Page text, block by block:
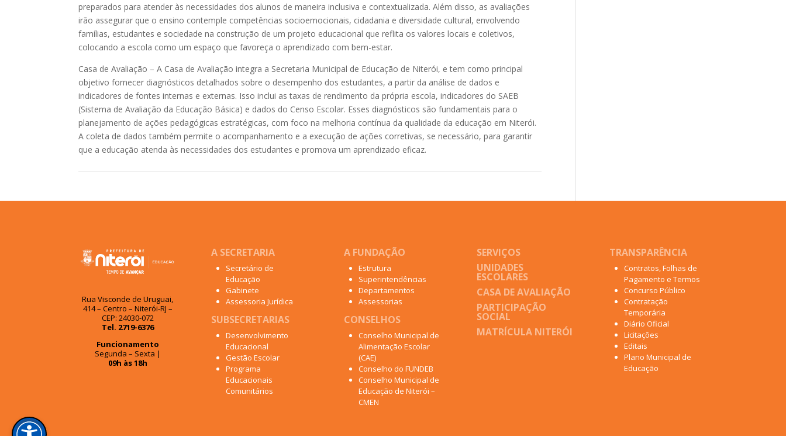
preparados para atender às necessidades dos alunos de maneira inclusiva e contextualizada. Além disso, as avaliações
irão assegurar que o ensino contemple competências socioemocionais, cidadania e diversidade cultural, envolvendo
famílias, estudantes e sociedade na construção de um projeto educacional que reflita os valores locais e coletivos,
colocando a escola como um espaço que favoreça o aprendizado com bem-estar.
Casa de Avaliação – A Casa de Avaliação integra a Secretaria Municipal de Educação de Niterói, e tem como principal
objetivo fornecer diagnósticos detalhados sobre o desempenho dos estudantes, a partir da análise de dados e
indicadores de fontes internas e externas. Isso inclui as taxas de rendimento da própria escola, indicadores do SAEB
(Sistema de Avaliação da Educação Básica) e dados do Censo Escolar. Esses diagnósticos são fundamentais para o
planejamento de ações pedagógicas estratégicas, com foco na melhoria contínua da qualidade da educação em Niterói.
A coleta de dados também permite o acompanhamento e a execução de ações corretivas, se necessário, para garantir
que a educação atenda às necessidades dos estudantes e promova um aprendizado eficaz.
Rua Visconde de Uruguai,
414 – Centro – Niterói-RJ –
CEP: 24030-072
Tel. 2719-6376
Funcionamento
Segunda – Sexta |
09h às 18h
A SECRETARIA
Secretário de
Educação
Gabinete
Assessoria Jurídica
SUBSECRETARIAS
Desenvolvimento
Educacional
Gestão Escolar
Programa
Educacionais
Comunitários
A FUNDAÇÃO
Estrutura
Superintendências
Departamentos
Assessorias
CONSELHOS
Conselho Municipal de
Alimentação Escolar
(CAE)
Conselho do FUNDEB
Conselho Municipal de
Educação de Niterói –
CMEN
SERVIÇOS
UNIDADES
ESCOLARES
CASA DE AVALIAÇÃO
PARTICIPAÇÃO
SOCIAL
MATRÍCULA NITERÓI
TRANSPARÊNCIA
Contratos, Folhas de
Pagamento e Termos
Concurso Público
Contratação
Temporária
Diário Oficial
Licitações
Editais
Plano Municipal de
Educação